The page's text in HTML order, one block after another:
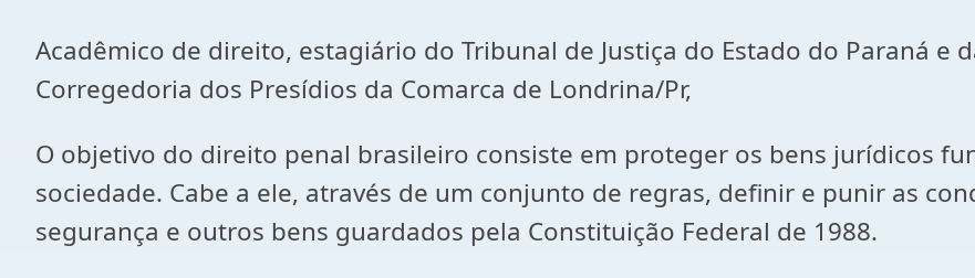
Acadêmico de direito, estagiário do Tribunal de Justiça do Estado do Paraná e
Corregedoria dos Presídios da Comarca de Londrina/Pr,
O objetivo do direito penal brasileiro consiste em proteger os bens jurídicos
sociedade. Cabe a ele, através de um conjunto de regras, definir e punir as
segurança e outros bens guardados pela Constituição Federal de 1988.